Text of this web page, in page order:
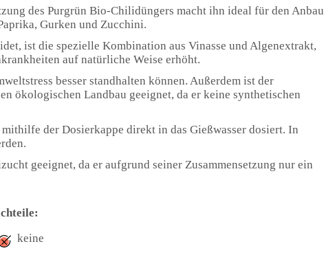
des Purgrün Bio-Chilidüngers macht ihn ideal für den Anbau
Gurken und Zucchini.
ist die spezielle Kombination aus Vinasse und Algenextrakt,
auf natürliche Weise erhöht.
besser standhalten können. Außerdem ist der
ökologischen Landbau geeignet, da er keine synthetischen
der Dosierkappe direkt in das Gießwasser dosiert. In
geeignet, da er aufgrund seiner Zusammensetzung nur ein
keine